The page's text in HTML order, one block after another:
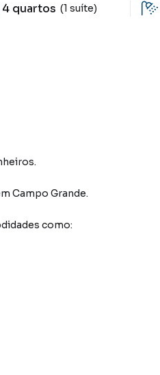
4 quartos (1 suíte)
Campo Grande.
como: